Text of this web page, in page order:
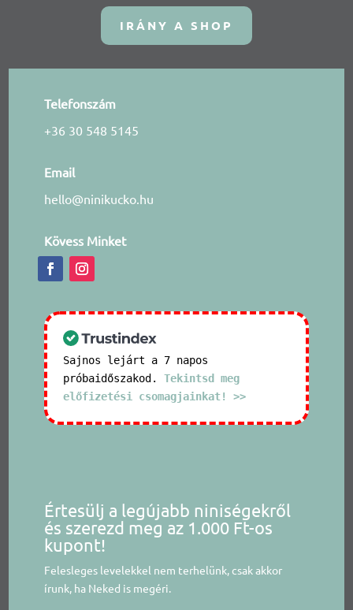
IRÁNY A SHOP
Telefonszám
+36 30 548 5145
Email
hello@ninikucko.hu
Kövess Minket
Sajnos lejárt a 7 napos
próbaidőszakod. Tekintsd meg
előfizetési csomagjainkat! >>
Értesülj a legújabb niniségekről
és szerezd meg az 1.000 Ft-os
kupont!
Felesleges levelekkel nem terhelünk, csak akkor
írunk, ha Neked is megéri.